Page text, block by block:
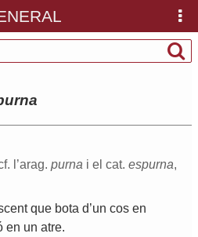
l’arag. purna i el cat. espurna,
que bota d’un cos en
en un atre.